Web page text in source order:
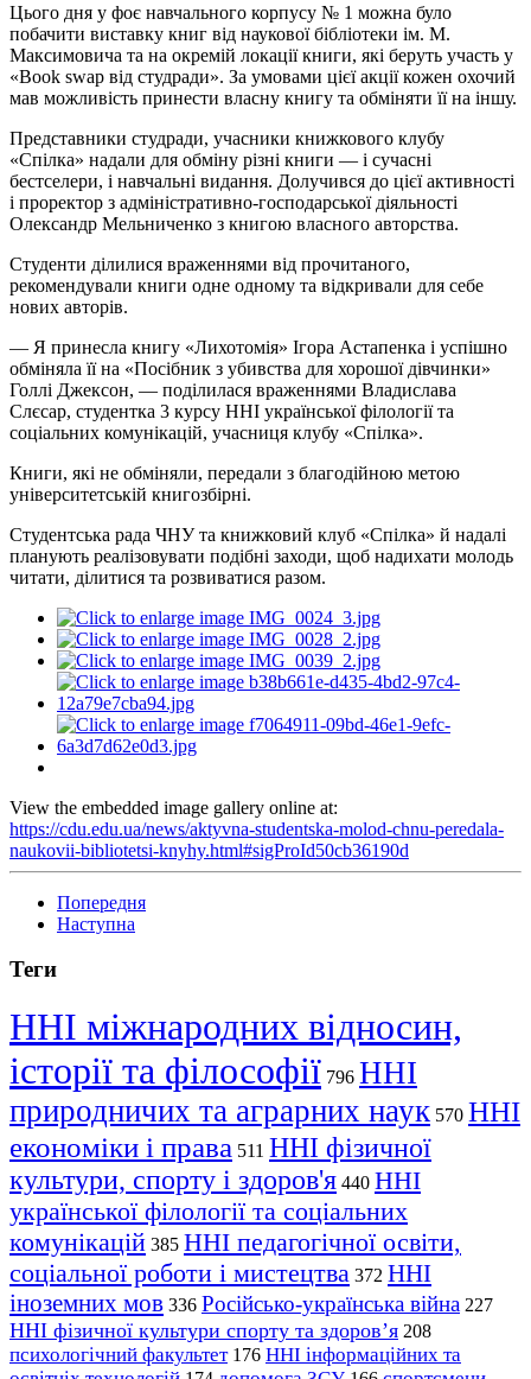
Цього дня у фоє навчального корпусу № 1 можна було
побачити виставку книг від наукової бібліотеки ім. М.
Максимовича та на окремій локації книги, які беруть участь у
«Book swap від студради». За умовами цієї акції кожен охочий
мав можливість принести власну книгу та обміняти її на іншу.
Представники студради, учасники книжкового клубу
«Спілка» надали для обміну різні книги — і сучасні
бестселери, і навчальні видання. Долучився до цієї активності
і проректор з адміністративно-господарської діяльності
Олександр Мельниченко з книгою власного авторства.
Студенти ділилися враженнями від прочитаного,
рекомендували книги одне одному та відкривали для себе
нових авторів.
— Я принесла книгу «Лихотомія» Ігора Астапенка і успішно
обміняла її на «Посібник з убивства для хорошої дівчинки»
Голлі Джексон, — поділилася враженнями Владислава
Слєсар, студентка 3 курсу ННІ української філології та
соціальних комунікацій, учасниця клубу «Спілка».
Книги, які не обміняли, передали з благодійною метою
університетській книгозбірні.
Студентська рада ЧНУ та книжковий клуб «Спілка» й надалі
планують реалізовувати подібні заходи, щоб надихати молодь
читати, ділитися та розвиватися разом.
View the embedded image gallery online at:
https://cdu.edu.ua/news/aktyvna-studentska-molod-chnu-peredala-
naukovii-bibliotetsi-knyhy.html#sigProId50cb36190d
Попередня
Наступна
Теги
ННІ міжнародних відносин,
історії та філософії 796 ННІ
природничих та аграрних наук 570 ННІ
економіки і права 511 ННІ фізичної
культури, спорту і здоров'я 440 ННІ
української філології та соціальних
комунікацій 385 ННІ педагогічної освіти,
соціальної роботи і мистецтва 372 ННІ
іноземних мов 336 Російсько-українська війна 227
ННІ фізичної культури спорту та здоров’я 208
психологічний факультет 176 ННІ інформаційних та